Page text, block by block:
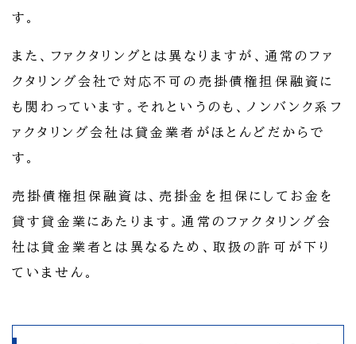
す。
また、ファクタリングとは異なりますが、通常のファ
クタリング会社で対応不可の売掛債権担保融資に
も関わっています。それというのも、ノンバンク系フ
ァクタリング会社は貸金業者がほとんどだからで
す。
売掛債権担保融資は、売掛金を担保にしてお金を
貸す貸金業にあたります。通常のファクタリング会
社は貸金業者とは異なるため、取扱の許可が下り
ていません。